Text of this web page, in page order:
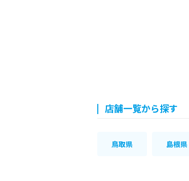
店舗一覧から探す
鳥取県 島根県